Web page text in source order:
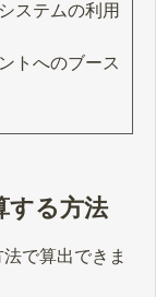
ステムの利用
トへのブース
する方法
で算出できま